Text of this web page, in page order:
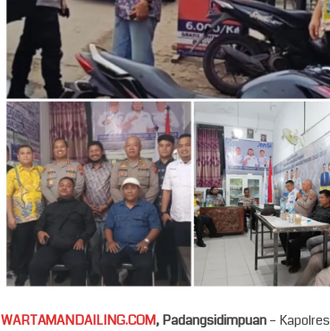
WARTAMANDAILING.COM, Padangsidimpuan–